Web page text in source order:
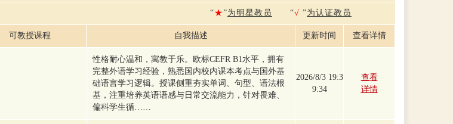
“★”为明星教员 “√ ”为认证教员
可教授课程 自我描述 更新时间 查看详情
性格耐心温和，寓教于乐。欧标CEFR B1水平，拥有
完整外语学习经验，熟悉国内校内课本考点与国外基
础语言学习逻辑。授课侧重夯实单词、句型、语法根
基，注重培养英语语感与日常交流能力，针对畏难、
偏科学生循……
2026/8/3 19:3
9:34
查看
详情